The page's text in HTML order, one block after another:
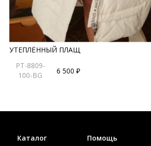
УТЕПЛЁННЫЙ ПЛАЩ
PT-8809-
100-BG
6 500 ₽
Каталог Помощь